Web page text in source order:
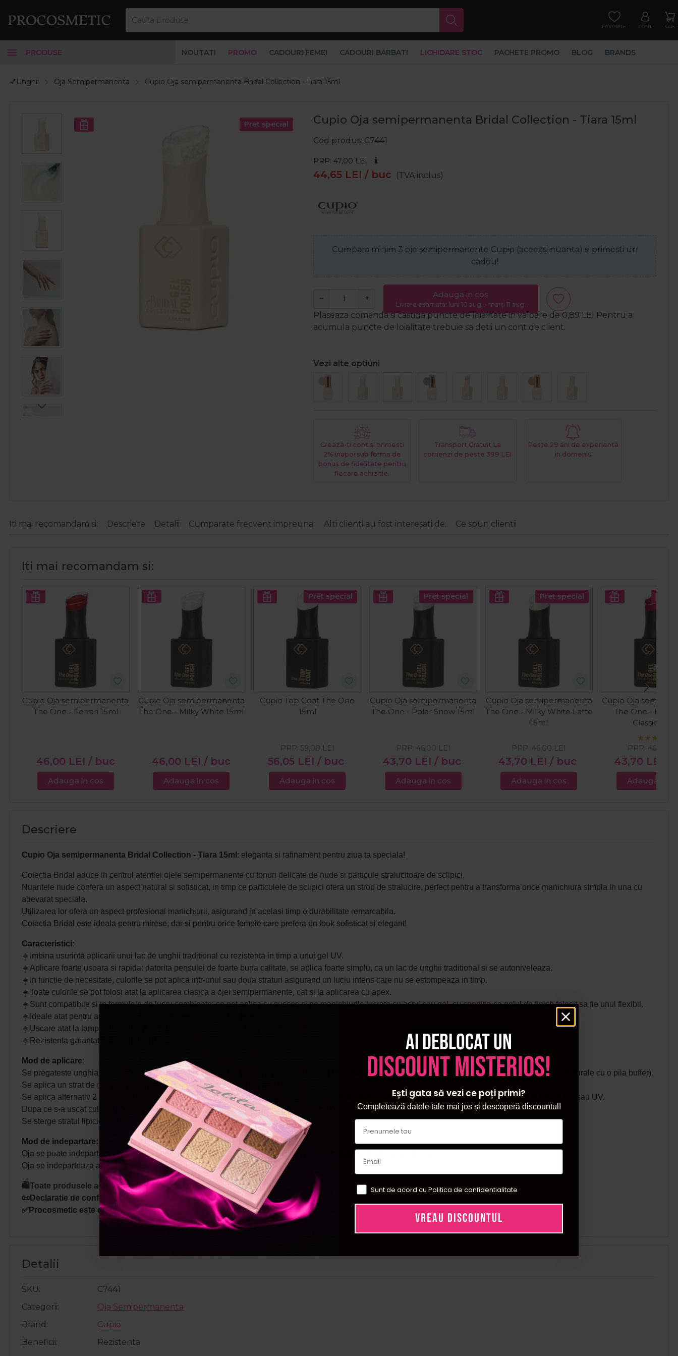
FAVORITE CONT COS
PRODUSE NOUTATI PROMO CADOURI FEMEI CADOURI BARBATI LICHIDARE STOC PACHETE PROMO BLOG BRANDS
💅Unghii Oja Semipermanenta Cupio Oja semipermanenta Bridal Collection - Tiara 15ml
Pret special Cupio Oja semipermanenta Bridal Collection - Tiara 15ml
Cod produs C7441
PRP: 47,00 LEI
44,65 LEI / buc (TVA inclus)
Cumpara minim 3 oje semipermanente Cupio (aceeasi nuanta) si primesti un
cadou!
− + Adauga in cos
Livrare estimata: luni 10 aug. - marți 11 aug.
Plaseaza comanda si castiga puncte de loialitate in valoare de 0,89 LEI Pentru a
acumula puncte de loialitate trebuie sa detii un cont de client.
Vezi alte optiuni
Creaza-ti cont si primesti
2% inapoi sub forma de
bonus de fidelitate pentru
fiecare achizitie.
Transport Gratuit La
comenzi de peste 399 LEI
Peste 29 ani de experienta
in domeniu
Iti mai recomandam si: Descriere Detalii Cumparate frecvent impreuna: Alti clienti au fost interesati de: Ce spun clientii
Iti mai recomandam si:
Cupio Oja semipermanenta
The One - Ferrari 15ml
46,00 LEI / buc
Adauga in cos
Cupio Oja semipermanenta
The One - Milky White 15ml
46,00 LEI / buc
Adauga in cos
Pret special
Cupio Top Coat The One
15ml
56,05 LEI / buc
PRP: 59,00 LEI
Adauga in cos
Pret special
Cupio Oja semipermanenta
The One - Polar Snow 15ml
43,70 LEI / buc
PRP: 46,00 LEI
Adauga in cos
Pret special
Cupio Oja semipermanenta
The One - Milky White Latte
15ml
43,70 LEI / buc
PRP: 46,00 LEI
Adauga in cos
Cupio Oja
The One -
Classic 15ml
43,70 LEI
PRP: 46,00
Adauga in
Descriere
Cupio Oja semipermanenta Bridal Collection - Tiara 15ml : eleganta si rafinament pentru ziua ta speciala!
Colectia Bridal aduce in centrul atentiei ojele semipermanente cu tonuri delicate de nude si particule stralucitoare de sclipici.
Nuantele nude confera un aspect natural si sofisticat, in timp ce particulele de sclipici ofera un strop de stralucire, perfect pentru a transforma orice manichiura simpla in una cu
adevarat speciala.
Utilizarea lor ofera un aspect profesional manichiurii, asigurand in acelasi timp o durabilitate remarcabila.
Colectia Bridal este ideala pentru mirese, dar si pentru orice femeie care prefera un look sofisticat si elegant!
Caracteristici:
🔸 Imbina usurinta aplicarii unui lac de unghii traditional cu rezistenta in timp a unui gel UV.
🔸 Aplicare foarte usoara si rapida: datorita pensulei de foarte buna calitate, se aplica foarte simplu, ca un lac de unghii traditional si se autoniveleaza.
🔸In functie de necesitate, culorile se pot aplica intr-unul sau doua straturi asigurand un l uciu intens care nu se estompeaza in timp.
🔸 Toate culorile se pot folosi atat la aplicarea clasica a ojei semipermanente, cat si la aplicarea cu apex.
🔸 Sunt compatibile si in formulele de lucru combinate; se pot aplica cu succes si pe manichiurile lucrate cu acryl sau gel, cu conditia ca gelul de finish folosit sa fie unul flexibil.
🔸 Ideale atat pentru aplicarea profesionala de salon, cat si acasa.
🔸 Uscare atat la lampa UV (120-180 secunde), cat si la lampa LED (60 secunde).
🔸 Rezistenta garantata pe unghii de 4-6 saptamani.
Mod de aplicare:
Se pregateste unghia naturala dupa metoda standard (se da forma unghiilor, se imping si se indeparteaza cuticulele, apoi se indeparteaza luciul unghiei naturale cu o pila buffer).
Se aplica un strat de gel de baza Cupiocare se usuca la lampa led sau UV.
Se aplica alternativ 2 straturi de culoare (cel de-al doilea strat se poate aplica dupa ce primul a fost uscat minim 30 de secunde), care se usuca la lampa led sau UV.
Dupa ce s-a uscat culoarea, se sigileaza cuTop Coatcare se usuca la lampa led sau UV.
Se sterge stratul lipicios cu
cleaner daca este nevoie.
Mod de indepartare:
Oja se poate indeparta prin pilire sau prin metoda dizolvarii cu Soak Off Remover acetona
Oja se indeparteaza apoi cu ajutorul unei spatule metalice.
🛍️Toate produsele achizitionate de pe site-ul nostru sunt originale.
📜Declaratie de conformitate ProCosmetic.
✅Procosmetic este distribuitor autorizat Cupio.
Detalii
SKU
C7441
Categorii
Oja Semipermanenta
Brand
Cupio
Beneficii
Rezistenta
Ai deblocat un
discount misterios!
Ești gata să vezi ce poți primi?
Completează datele tale mai jos și descoperă discountul!
Sunt de acord cu Politica de confidentialitate
VREAU DISCOUNTUL